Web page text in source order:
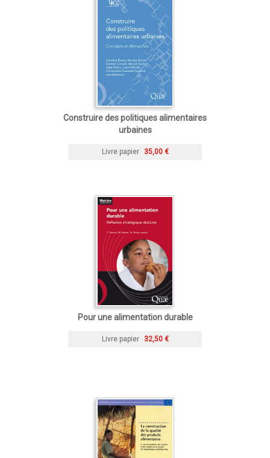
Construire des politiques alimentaires
urbaines
Livre papier 35,00 €
Pour une alimentation durable
Livre papier 32,50 €